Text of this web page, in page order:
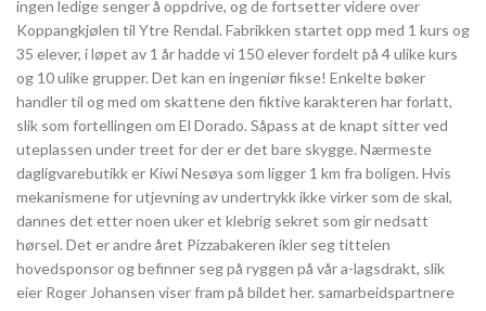
ingen ledige senger å oppdrive, og de fortsetter videre over
Koppangkjølen til Ytre Rendal. Fabrikken startet opp med 1 kurs og
35 elever, i løpet av 1 år hadde vi 150 elever fordelt på 4 ulike kurs
og 10 ulike grupper. Det kan en ingeniør fikse! Enkelte bøker
handler til og med om skattene den fiktive karakteren har forlatt,
slik som fortellingen om El Dorado. Såpass at de knapt sitter ved
uteplassen under treet for der er det bare skygge. Nærmeste
dagligvarebutikk er Kiwi Nesøya som ligger 1 km fra boligen. Hvis
mekanismene for utjevning av undertrykk ikke virker som de skal,
dannes det etter noen uker et klebrig sekret som gir nedsatt
hørsel. Det er andre året Pizzabakeren ikler seg tittelen
hovedsponsor og befinner seg på ryggen på vår a-lagsdrakt, slik
eier Roger Johansen viser fram på bildet her. samarbeidspartnere